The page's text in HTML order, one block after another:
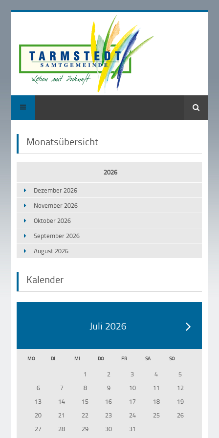
Suche
Monatsübersicht
2026
Dezember 2026
November 2026
Oktober 2026
September 2026
August 2026
Kalender
Juli 2026
MO DI MI DO FR SA SO
1 2 3 4
5
6
7 8 9 10 11
12
13
14 15 16 17 18
19
20
21 22 23 24 25
26
27
28 29 30 31